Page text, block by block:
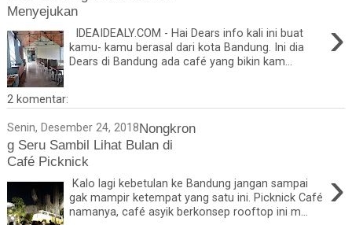
Menyejukan
›
IDEAIDEALY.COM - Hai Dears info kali ini buat
kamu- kamu berasal dari kota Bandung. Ini dia
Dears di Bandung ada café yang bikin kam...
2 komentar:
Senin, Desember 24, 2018Nongkron
g Seru Sambil Lihat Bulan di
Café Picknick
›
Kalo lagi kebetulan ke Bandung jangan sampai
gak mampir ketempat yang satu ini. Picknick Café
namanya, café asyik berkonsep rooftop ini m...